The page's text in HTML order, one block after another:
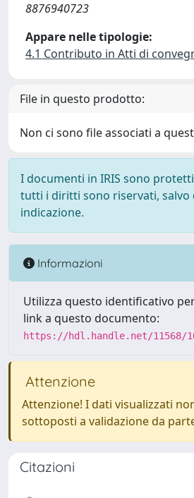
8876940723
Appare nelle tipologie:
4.1 Contributo in Atti di
File in questo prodotto:
Non ci sono file associati a
I documenti in IRIS sono
tutti i diritti sono riservati, salvo
indicazione.
Informazioni
Utilizza questo identificativo
link a questo documento:
https://hdl.handle.net/11568/
Attenzione
Attenzione! I dati visualizzati
sottoposti a validazione da
Citazioni